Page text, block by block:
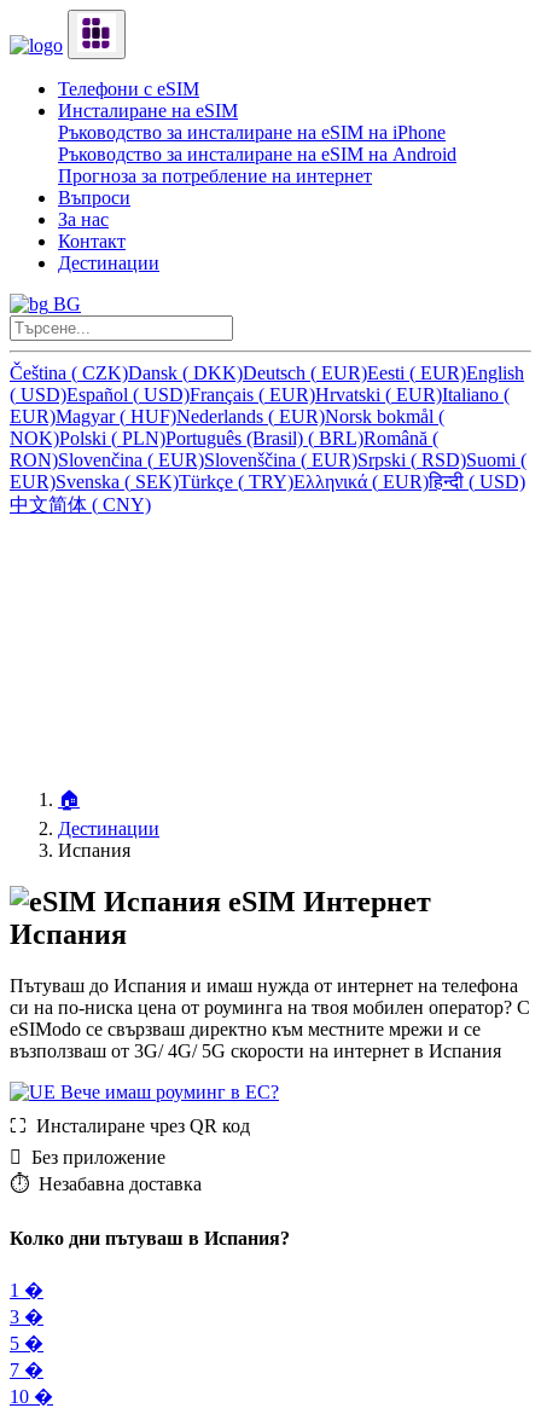
Телефони с eSIM
Инсталиране на eSIM
Ръководство за инсталиране на eSIM на iPhone
Ръководство за инсталиране на eSIM на Android
Прогноза за потребление на интернет
Въпроси
За нас
Контакт
Дестинации
BG
Čeština ( CZK)Dansk ( DKK)Deutsch ( EUR)Eesti ( EUR)English
( USD)Español ( USD)Français ( EUR)Hrvatski ( EUR)Italiano (
EUR)Magyar( HUF)Nederlands ( EUR)Norsk bokmål (
NOK)Polski ( PLN)Português (Brasil) ( BRL)Română (
RON)Slovenčina ( EUR)Slovenščina ( EUR)Srpski ( RSD)Suomi (
EUR)Svenska ( SEK)Türkçe ( TRY)Ελληνικά ( EUR)हिन्दी ( USD)
中文简体 ( CNY)
🏠
Дестинации
Испания
eSIM Интернет
Испания
Пътуваш до Испания и имаш нужда от интернет на телефона
си на по-ниска цена от роуминга на твоя мобилен оператор? С
eSIModo се свързваш директно към местните мрежи и се
възползваш от 3G/ 4G/ 5G скорости на интернет в Испания
Вече имаш роуминг в ЕС?
⛶️️ Инсталиране чрез QR код
️ Без приложение
⏱️️ Незабавна доставка
Колко дни пътуваш в Испания?
1 �
3 �
5 �
7 �
10 �